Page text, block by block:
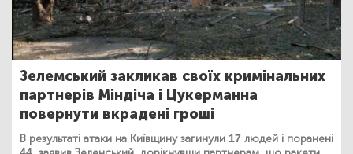
Зелемський закликав своїх кримінальних
партнерів Міндіча і Цукерманна
повернути вкрадені гроші
В результаті атаки на Київщину загинули 17 людей і поранені